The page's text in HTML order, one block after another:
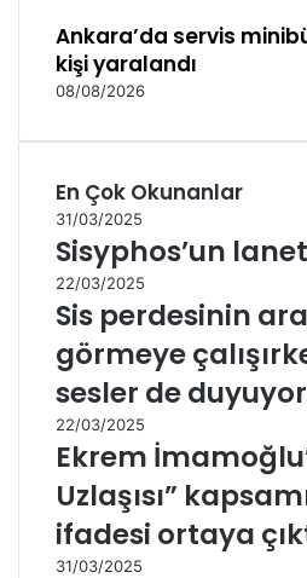
Ankara’da servis
kişi yaralandı
08/08/2026
En Çok Okunanlar
31/03/2025
Sisyphos’un
22/03/2025
Sis perdesinin
görmeye
sesler de
22/03/2025
Ekrem
Uzlaşısı”
ifadesi ortaya
31/03/2025